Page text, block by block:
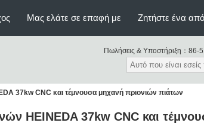
Μας ελάτε σε επαφή με Ζητήστε ένα
Πωλήσεις & Υποστήριξη： 86-
37kw CNC και τέμνουσα μηχανή πριονιών πιάτων
HEINEDA 37kw CNC και